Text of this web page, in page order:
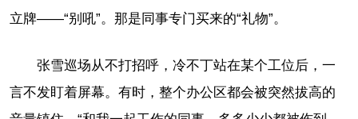
立牌——“别吼”。那是同事专门买来的“礼物”。
张雪巡场从不打招呼，冷不丁站在某个工位后，一
言不发盯着屏幕。有时，整个办公区都会被突然拔高的